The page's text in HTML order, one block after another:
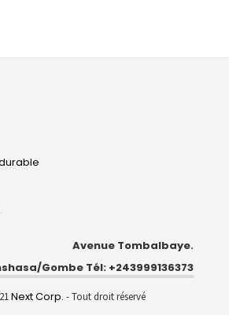
Avenue Tombalbaye.
Gombe Tél: +243999136373
Next Corp. - Tout droit réservé